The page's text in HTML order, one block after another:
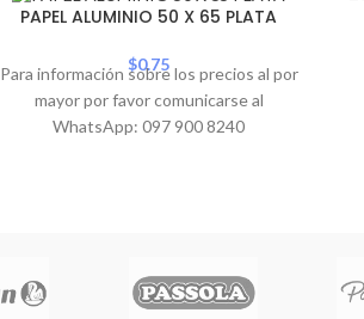
PAPEL ALUMINIO 50 X 65 PLATA
$0.75
Para información sobre los precios al por
mayor por favor comunicarse al
WhatsApp: 097 900 8240